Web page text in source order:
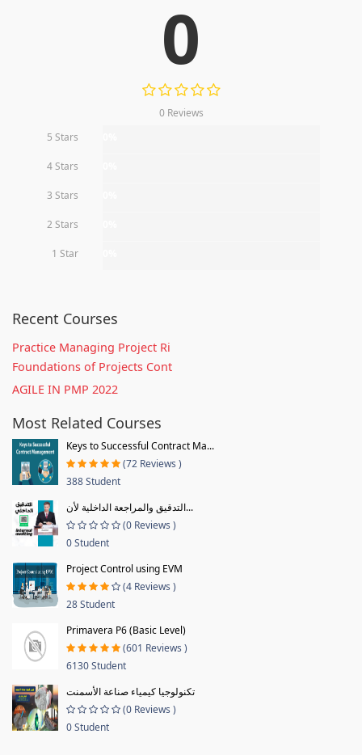
0
0 Reviews
5 Stars
4 Stars
3 Stars
2 Stars
1 Star
Recent Courses
Practice Managing Project Ri
Foundations of Projects Cont
AGILE IN PMP 2022
Most Related Courses
Keys to Successful Contract Ma...
(72 Reviews )
388 Student
التدقيق والمراجعة الداخلية لأن...
(0 Reviews )
0 Student
Project Control using EVM
(4 Reviews )
28 Student
Primavera P6 (Basic Level)
(601 Reviews )
6130 Student
تكنولوجيا كيمياء صناعة الأسمنت
(0 Reviews )
0 Student